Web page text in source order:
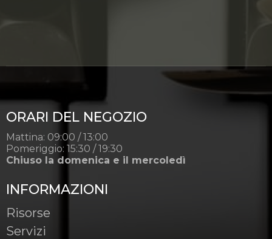
ORARI DEL NEGOZIO
Mattina: 09:00 / 13:00
Pomeriggio: 15:30 / 19:30
Chiuso la domenica e il mercoledì
INFORMAZIONI
Risorse
Servizi